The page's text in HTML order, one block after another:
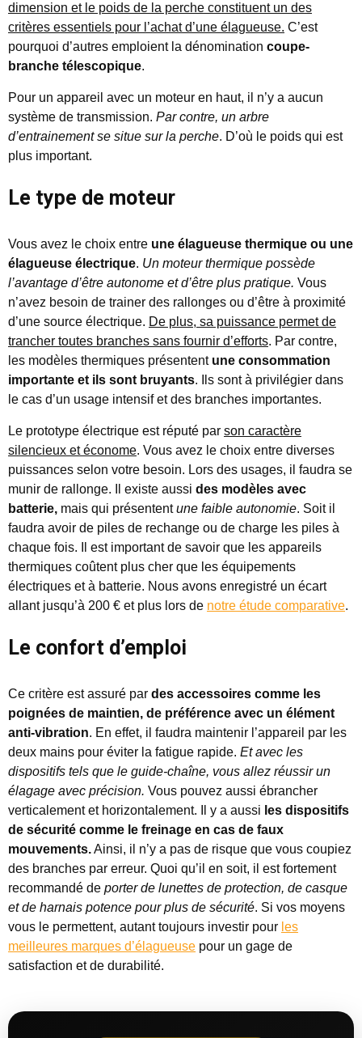
dimension et le poids de la perche constituent un des
critères essentiels pour l’achat d’une élagueuse. C’est
pourquoi d’autres emploient la dénomination coupe-
branche télescopique.
Pour un appareil avec un moteur en haut, il n’y a aucun
système de transmission. Par contre, un arbre
d’entrainement se situe sur la perche. D’où le poids qui est
plus important.
Le type de moteur
Vous avez le choix entre une élagueuse thermique ou une
élagueuse électrique. Un moteur thermique possède
l’avantage d’être autonome et d’être plus pratique. Vous
n’avez besoin de trainer des rallonges ou d’être à proximité
d’une source électrique. De plus, sa puissance permet de
trancher toutes branches sans fournir d’efforts. Par contre,
les modèles thermiques présentent une consommation
importante et ils sont bruyants. Ils sont à privilégier dans
le cas d’un usage intensif et des branches importantes.
Le prototype électrique est réputé par son caractère
silencieux et économe. Vous avez le choix entre diverses
puissances selon votre besoin. Lors des usages, il faudra se
munir de rallonge. Il existe aussi des modèles avec
batterie, mais qui présententune faible autonomie. Soit il
faudra avoir de piles de rechange ou de charge les piles à
chaque fois. Il est important de savoir que les appareils
thermiques coûtent plus cher que les équipements
électriques et à batterie. Nous avons enregistré un écart
allant jusqu’à 200 € et plus lors de notre étude comparative.
Le confort d’emploi
Ce critère est assuré par des accessoires comme les
poignées de maintien, de préférence avec un élément
anti-vibration. En effet, il faudra maintenir l’appareil par les
deux mains pour éviter la fatigue rapide. Et avec les
dispositifs tels que le guide-chaîne, vous allez réussir un
élagage avec précision. Vous pouvez aussi ébrancher
verticalement et horizontalement. Il y a aussi les dispositifs
de sécurité comme le freinage en cas de faux
mouvements.Ainsi, il n’y a pas de risque que vous coupiez
des branches par erreur. Quoi qu’il en soit, il est fortement
recommandé de porter de lunettes de protection, de casque
et de harnais potence pour plus de sécurité. Si vos moyens
vous le permettent, autant toujours investir pour les
meilleures marques d’élagueuse pour un gage de
satisfaction et de durabilité.